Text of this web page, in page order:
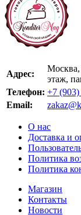
Адрес:
этаж,
Телефон: +7
Email:
О нас
Доставка и
Политика
Политика
Магазин
Контакты
Новости